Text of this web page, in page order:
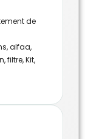
de
,alfaa,
,filtre,Kit,